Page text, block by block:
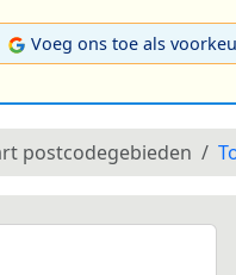
Voeg ons toe als
postcodegebieden